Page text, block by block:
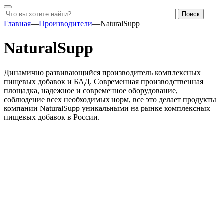
Главная—Производители—NaturalSupp
NaturalSupp
Динамично развивающийся производитель комплексных
пищевых добавок и БАД. Современная производственная
площадка, надежное и современное оборудование,
соблюдение всех необходимых норм, все это делает продукты
компании NaturalSupp уникальными на рынке комплексных
пищевых добавок в России.